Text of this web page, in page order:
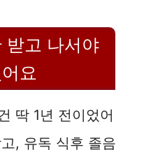
받고 나서야
요
딱 1년 전이었어
, 유독 식후 졸음